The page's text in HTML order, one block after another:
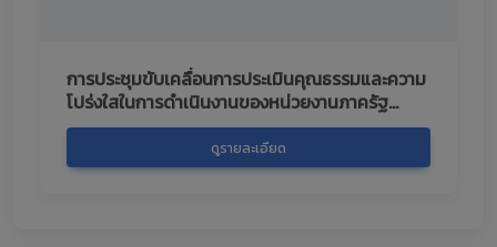
การประชุมขับเคลื่อนการประเมินคุณธรรมและความ
โปร่งใสในการดำเนินงานของหน่วยงานภาครัฐ
(ITA) ประจำปีงบประมาณ 2569
ดูรายละเอียด